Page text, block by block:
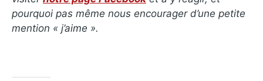
pourquoi pas même nous encourager d’une petite
mention « j’aime ».